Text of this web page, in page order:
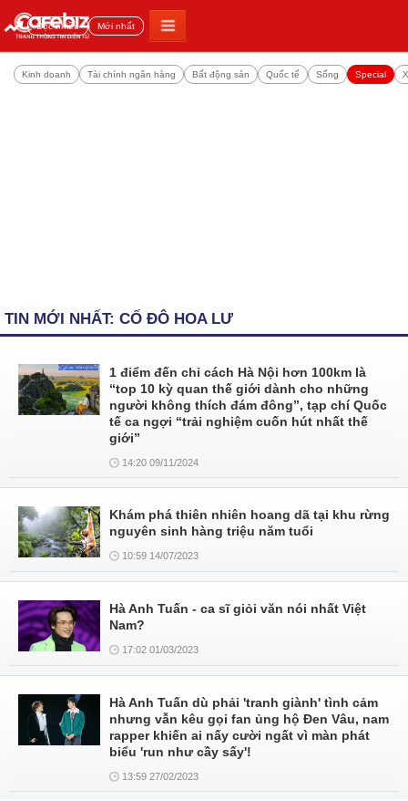
Đọc nhiều Mới nhất
Kinh doanh Tài chính ngân hàng Bất động sản Quốc tế Sống Special
TIN MỚI NHẤT: CỐ ĐÔ HOA LƯ
1 điểm đến chỉ cách Hà Nội hơn 100km là
“top 10 kỳ quan thế giới dành cho những
người không thích đám đông”, tạp chí Quốc
tế ca ngợi “trải nghiệm cuốn hút nhất thế
giới”
14:20 09/11/2024
Khám phá thiên nhiên hoang dã tại khu rừng
nguyên sinh hàng triệu năm tuổi
10:59 14/07/2023
Hà Anh Tuấn - ca sĩ giỏi văn nói nhất Việt
Nam?
17:02 01/03/2023
Hà Anh Tuấn dù phải 'tranh giành' tình cảm
nhưng vẫn kêu gọi fan ủng hộ Đen Vâu, nam
rapper khiến ai nấy cười ngất vì màn phát
biểu 'run như cầy sấy'!
13:59 27/02/2023